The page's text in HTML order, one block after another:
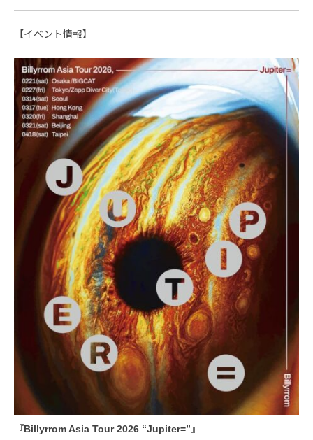
【イベント情報】
『Billyrrom Asia Tour 2026 “Jupiter=”』